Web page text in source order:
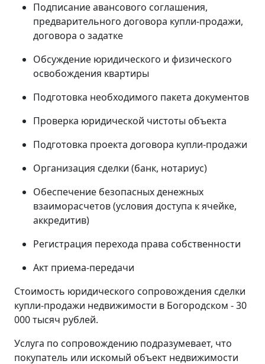
Подписание авансового соглашения,
предварительного договора купли-продажи,
договора о задатке
Обсуждение юридического и физического
освобождения квартиры
Подготовка необходимого пакета документов
Проверка юридической чистоты объекта
Подготовка проекта договора купли-продажи
Организация сделки (банк, нотариус)
Обеспечение безопасных денежных
взаиморасчетов (условия доступа к ячейке,
аккредитив)
Регистрация перехода права собственности
Акт приема-передачи
Стоимость юридического сопровождения сделки
купли-продажи недвижимости в Богородском - 30
000 тысяч рублей.
Услуга по сопровождению подразумевает, что
покупатель или искомый объект недвижимости